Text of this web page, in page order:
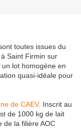
toutes issues du
Saint Firmin sur
lot homogène en
quasi-idéale pour
de CAEV. Inscrit au
de 1000 kg de lait
de la filière AOC